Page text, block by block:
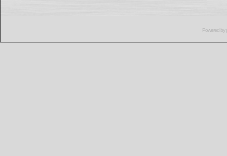
Powered by